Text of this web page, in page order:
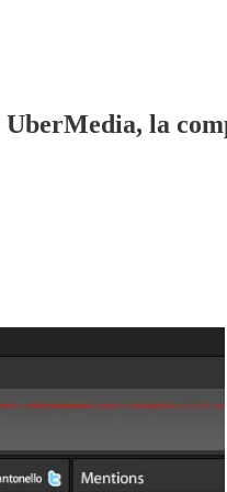
UberMedia, la